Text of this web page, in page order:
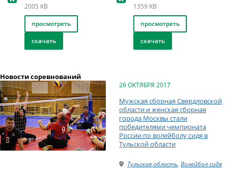
2005 KB
просмотреть
скачать
1359 KB
просмотреть
скачать
Новости соревнований
26 ОКТЯБРЯ 2017
Мужская сборная Свердловской
области и женская сборная
города Москвы стали
победителями чемпионата
России по волейболу сидя в
Тульской области
Тульская область, Волейбол сидя